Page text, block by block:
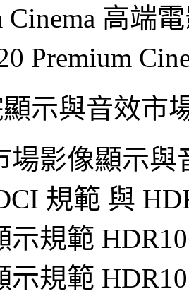
Cinema 高端
Premium
示與音效市
場影像顯示與
規範 與
示規範
示規範